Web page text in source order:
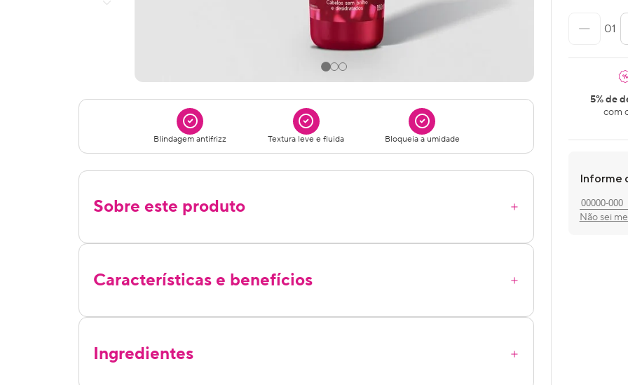
Blindagem antifrizz Textura leve e fluida Bloqueia a umidade
Sobre este produto
Características e benefícios
Ingredientes
01
5% de
com
Informe
Não sei